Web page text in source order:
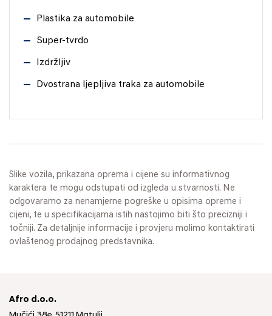
Plastika za automobile
Super-tvrdo
Izdržljiv
Dvostrana ljepljiva traka za automobile
Slike vozila, prikazana oprema i cijene su informativnog
karaktera te mogu odstupati od izgleda u stvarnosti. Ne
odgovaramo za nenamjerne pogreške u opisima opreme i
cijeni, te u specifikacijama istih nastojimo biti što precizniji i
točniji. Za detaljnije informacije i provjeru molimo kontaktirati
ovlaštenog prodajnog predstavnika.
Afro d.o.o.